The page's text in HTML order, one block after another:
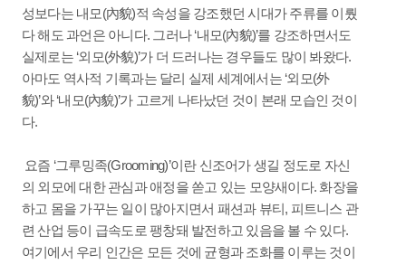
성보다는 내모(內貌)적 속성을 강조했던 시대가 주류를 이뤘
다 해도 과언은 아니다. 그러나 ‘내모(內貌)’를 강조하면서도
실제로는 ‘외모(外貌)’가 더 드러나는 경우들도 많이 봐왔다.
아마도 역사적 기록과는 달리 실제 세계에서는 ‘외모(外
貌)’와 ‘내모(內貌)’가 고르게 나타났던 것이 본래 모습인 것이
다.
요즘 ‘그루밍족(Grooming)’이란 신조어가 생길 정도로 자신
의 외모에 대한 관심과 애정을 쏟고 있는 모양새이다. 화장을
하고 몸을 가꾸는 일이 많아지면서 패션과 뷰티, 피트니스 관
련 산업 등이 급속도로 팽창돼 발전하고 있음을 볼 수 있다.
여기에서 우리 인간은 모든 것에 균형과 조화를 이루는 것이